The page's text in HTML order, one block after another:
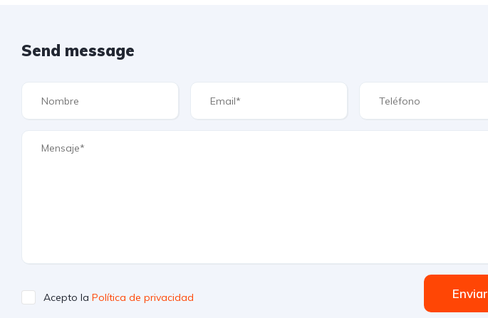
Send message
Acepto la Política de privacidad Enviar